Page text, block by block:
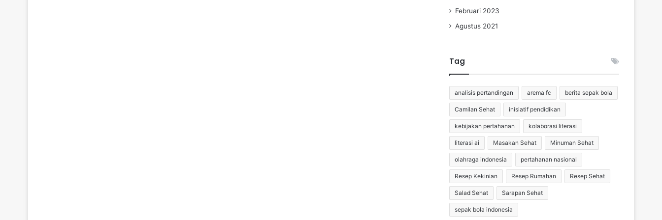
Februari 2023
Agustus 2021
Tag
analisis pertandingan arema fc berita sepak bola
Camilan Sehat inisiatif pendidikan
kebijakan pertahanan kolaborasi literasi
literasi ai Masakan Sehat Minuman Sehat
olahraga indonesia pertahanan nasional
Resep Kekinian Resep Rumahan Resep Sehat
Salad Sehat Sarapan Sehat
sepak bola indonesia